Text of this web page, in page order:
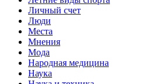
Личный счет
Люди
Места
Мнения
Мода
Народная медицина
Наука